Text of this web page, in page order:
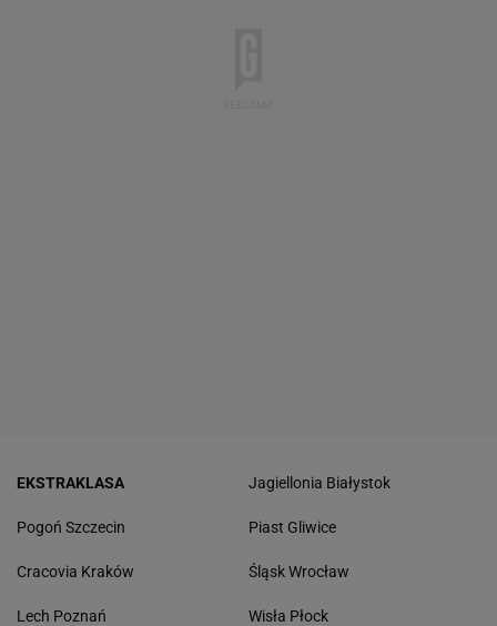
EKSTRAKLASA
Pogoń Szczecin
Cracovia Kraków
Lech Poznań
Jagiellonia Białystok
Piast Gliwice
Śląsk Wrocław
Wisła Płock